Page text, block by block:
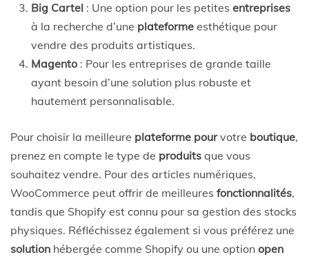
Big Cartel : Une option pour les petites entreprises
à la recherche d’une plateforme esthétique pour
vendre des produits artistiques.
Magento : Pour les entreprises de grande taille
ayant besoin d’une solution plus robuste et
hautement personnalisable.
Pour choisir la meilleure plateforme pourvotre boutique,
prenez en compte le type de produits que vous
souhaitez vendre. Pour des articles numériques,
WooCommerce peut offrir de meilleures fonctionnalités,
tandis que Shopify est connu pour sa gestion des stocks
physiques. Réfléchissez également si vous préférez une
solution hébergée comme Shopify ou une option open